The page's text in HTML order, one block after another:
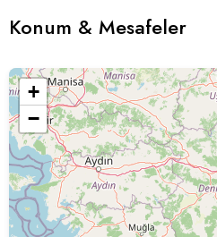
Konum & Mesafeler
+
−